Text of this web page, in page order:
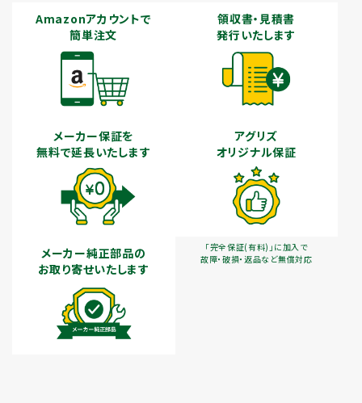
Amazonアカウントで
簡単注文
領収書・見積書
発行いたします
メーカー保証を
無料で延長いたします
アグリズ
オリジナル保証
「完全保証(有料)」に加入で
故障・破損・返品など無償対応
メーカー純正部品の
お取り寄せいたします